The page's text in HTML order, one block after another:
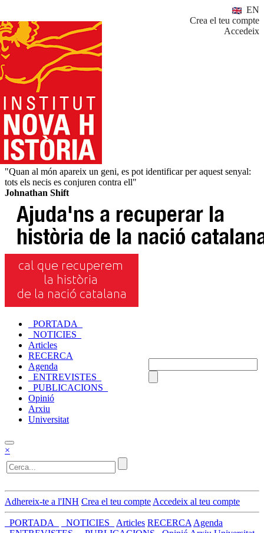
EN
Crea el teu compte
Accedeix
"Quan al món apareix un geni, es pot identificar per aquest senyal:
tots els necis es conjuren contra ell"
Johnathan Shift
_PORTADA_
_NOTICIES_
Articles
RECERCA
Agenda
_ENTREVISTES_
_PUBLICACIONS_
Opinió
Arxiu
Universitat
×
Adhereix-te a l'INH Crea el teu compte Accedeix al teu compte
_PORTADA_ _NOTICIES_ Articles RECERCA Agenda